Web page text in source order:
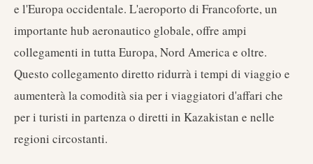
e l'Europa occidentale. L'aeroporto di Francoforte, un
importante hub aeronautico globale, offre ampi
collegamenti in tutta Europa, Nord America e oltre.
Questo collegamento diretto ridurrà i tempi di viaggio e
aumenterà la comodità sia per i viaggiatori d'affari che
per i turisti in partenza o diretti in Kazakistan e nelle
regioni circostanti.